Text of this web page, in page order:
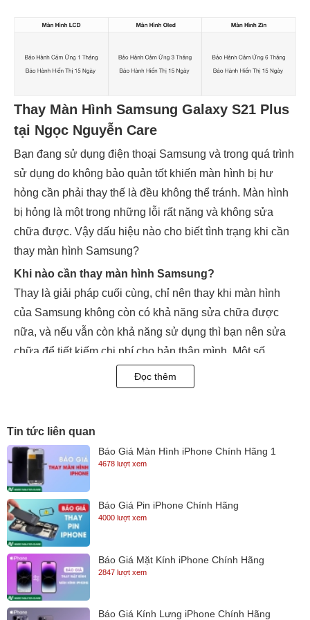
Thay Màn Hình Samsung Galaxy S21 Plus
tại Ngọc Nguyễn Care
Bạn đang sử dụng điện thoại Samsung và trong quá trình
sử dụng do không bảo quản tốt khiến màn hình bị hư
hỏng cần phải thay thế là đều không thể tránh. Màn hình
bị hỏng là một trong những lỗi rất nặng và không sửa
chữa được. Vậy dấu hiệu nào cho biết tình trạng khi cần
thay màn hình Samsung?
Khi nào cần thay màn hình Samsung?
Thay là giải pháp cuối cùng, chỉ nên thay khi màn hình
của Samsung không còn có khả năng sửa chữa được
nữa, và nếu vẫn còn khả năng sử dụng thì bạn nên sửa
chữa để tiết kiếm chi phí cho bản thân mình. Một số
nguyên nhân khiến cho màn hình Samsung cần phải
được thay thế mới bao gồm các nguyên nhân sau đây:
như bình thường dù cảm ứng vẫn hoạt động được bình
thường.
- Màn hình Samsung bị sọc, chảy mực.
- Màn hình Samsung hiển thị sai màu sắc, sọc màu, loang
màu.
​Nguyên nhân màn hình Samsung bị hư thường là do
- Samsung bị vào nước cũng gây ra lỗi hư màn hình.
- Samsung bị va đập mạnh làm vỡ màn hình.
- Samsung bị cấn với vật cứng làm màn hình bị sọc, chảy
mực.
Đọc thêm
Tin tức liên quan
Báo Giá Màn Hình iPhone Chính Hãng 1
4678 lượt xem
Báo Giá Pin iPhone Chính Hãng
4000 lượt xem
Báo Giá Mặt Kính iPhone Chính Hãng
2847 lượt xem
Báo Giá Kính Lưng iPhone Chính Hãng